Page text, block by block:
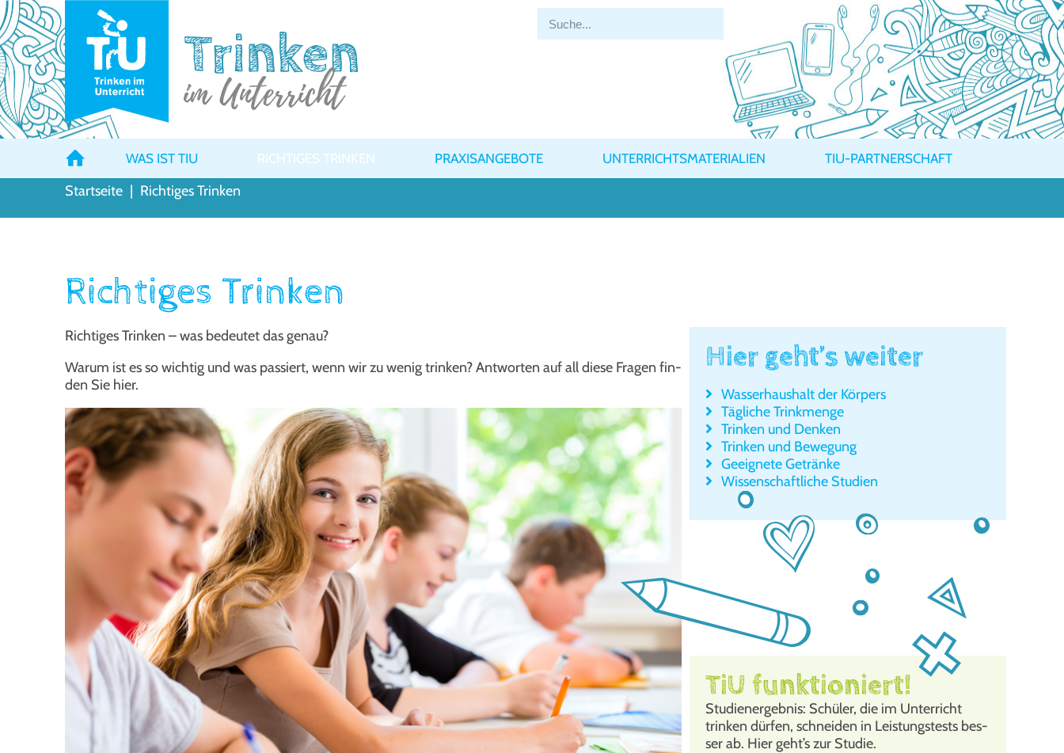
WAS IST TIU RICHTIGES TRINKEN PRAXISANGEBOTE UNTERRICHTSMATERIALIEN TIU-PARTNERSCHAFT
Startseite | Richtiges Trinken
Richtiges Trinken
Rich­ti­ges Trin­ken – was bedeu­tet das genau?
War­um ist es so wich­tig und was pas­siert, wenn wir zu wenig trin­ken? Ant­wor­ten auf all die­se Fra­gen fin­
den Sie hier.
Hier geht’s weiter
Was­ser­haus­halt der Kör­pers
Täg­li­che Trink­men­ge
Trin­ken und Den­ken
Trin­ken und Bewe­gung
Geeig­ne­te Geträn­ke
Wis­sen­schaft­li­che Stu­di­en
TiU funktioniert!
Stu­di­en­ergeb­nis: Schü­ler, die im Unter­richt
trin­ken dür­fen, schnei­den in Leis­tungs­tests bes­
ser ab. Hier geht’s zur Stu­die.